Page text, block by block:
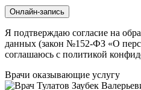
Онлайн-запись
Я подтверждаю согласие на
данных (закон №152-ФЗ «О
соглашаюсь с политикой
Врачи оказывающие услугу